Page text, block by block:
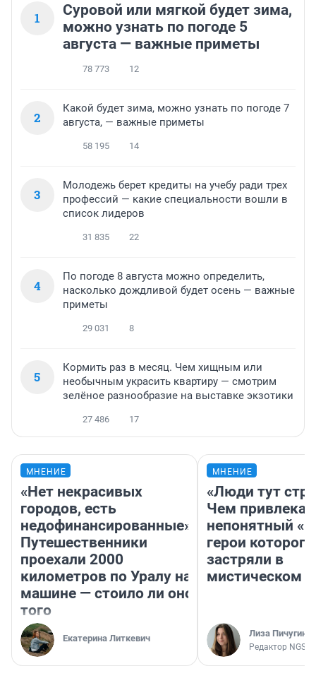
1
Суровой или мягкой будет зима,
можно узнать по погоде 5
августа — важные приметы
78 773 12
2
Какой будет зима, можно узнать по погоде 7
августа, — важные приметы
58 195 14
3
Молодежь берет кредиты на учебу ради трех
профессий — какие специальности вошли в
список лидеров
31 835 22
4
По погоде 8 августа можно определить,
насколько дождливой будет осень — важные
приметы
29 031 8
5
Кормить раз в месяц. Чем хищным или
необычным украсить квартиру — смотрим
зелёное разнообразие на выставке экзотики
27 486 17
МНЕНИЕ
«Нет некрасивых
городов, есть
недофинансированные».
Путешественники
проехали 2000
километров по Уралу на
машине — стоило ли оно
того
Екатерина Литкевич
МНЕНИЕ
«Люди тут
Чем
непонятный
герои которого
застряли в
мистическом
Лиза Пичугина
Редактор